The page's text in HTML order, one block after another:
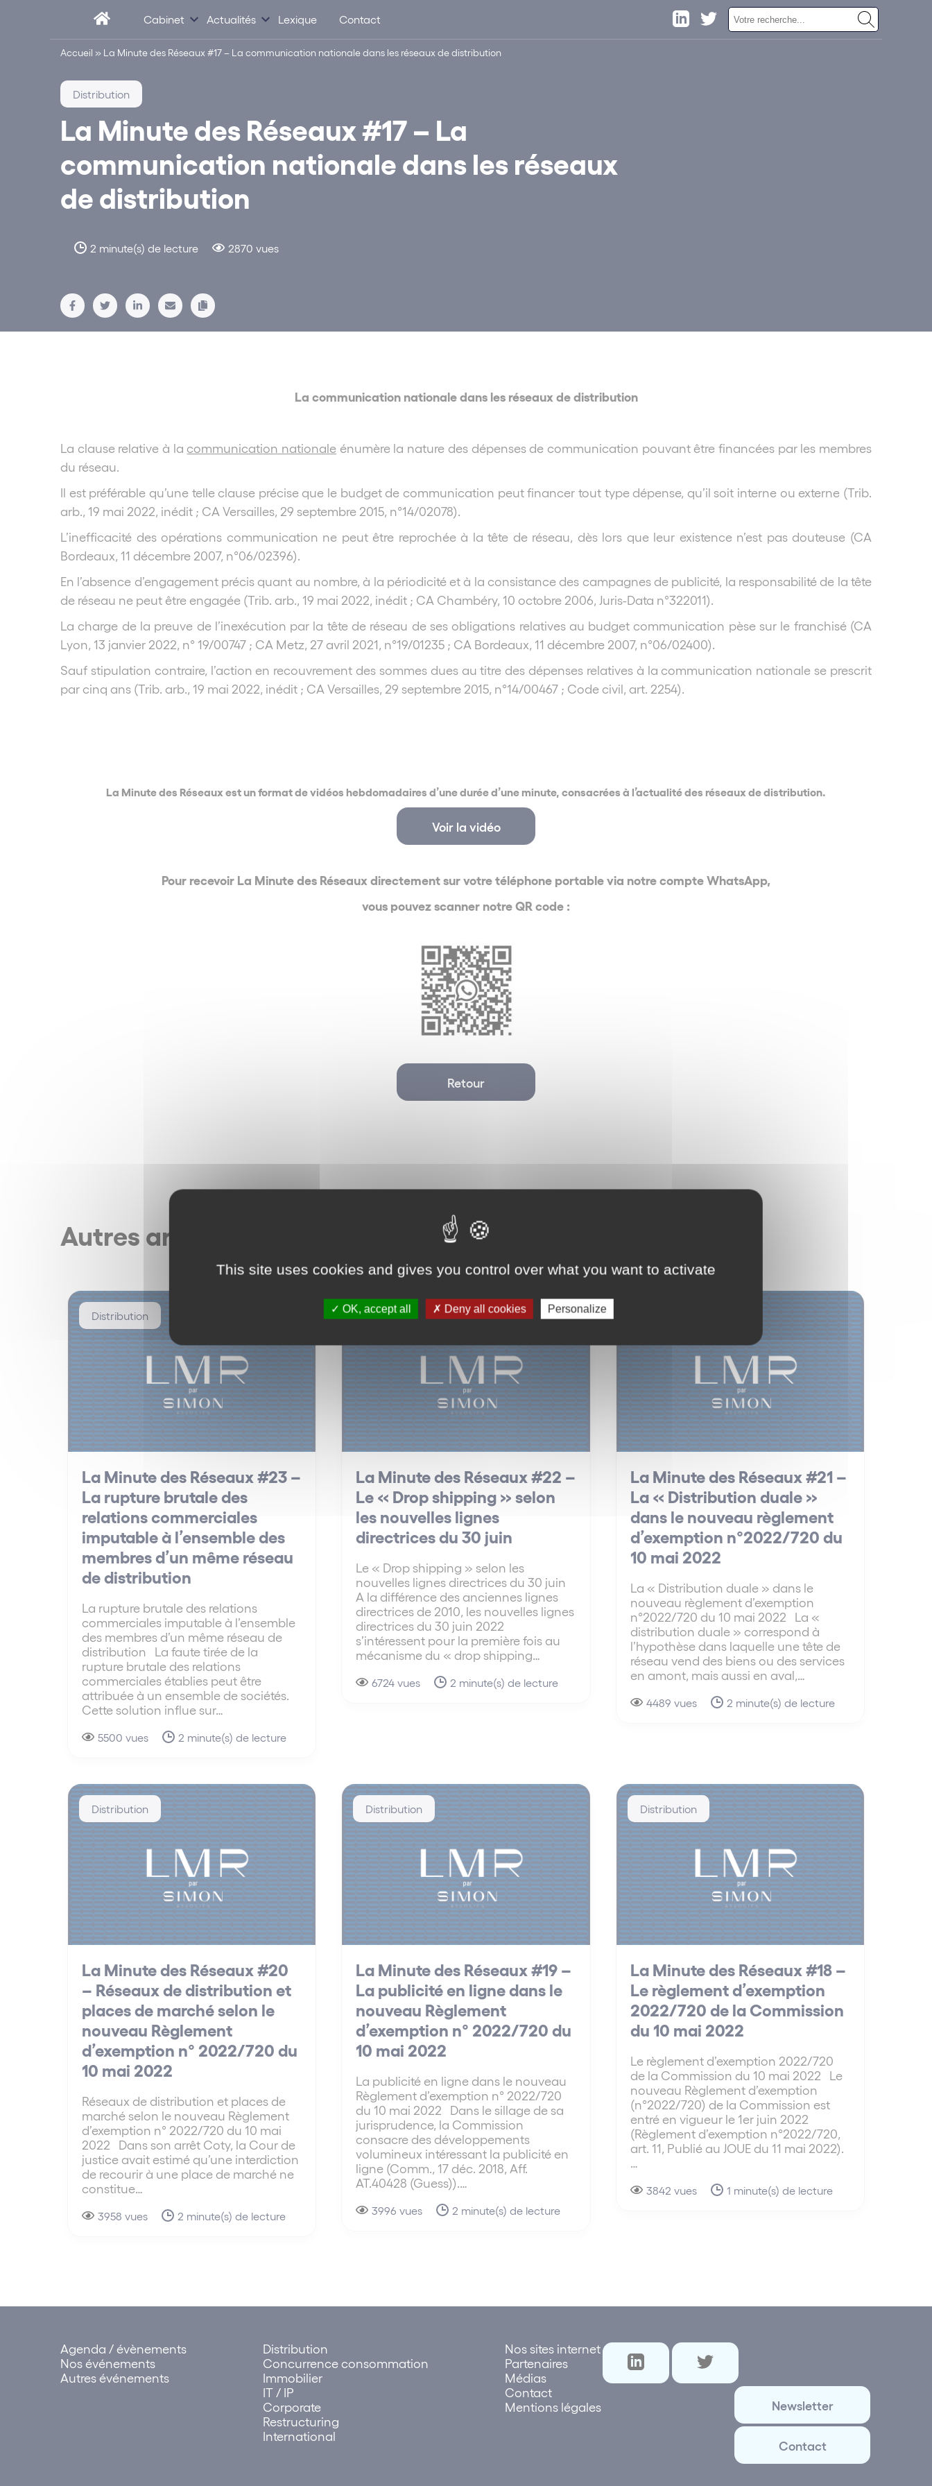
Cabinet Actualités Lexique Contact
Accueil » La Minute des Réseaux #17 – La communication nationale dans les réseaux de distribution
La Minute des Réseaux #17 – La
communication nationale dans les réseaux
de distribution
2 minute(s) de lecture 2870 vues
Distribution
La communication nationale dans les réseaux de distribution
La clause relative à lacommunication nationale énumère la nature des dépenses de communication pouvant être financées par les membres
du réseau.
Il est préférable qu’une telle clause précise que le budget de communication peut financer tout type dépense, qu’il soit interne ou externe (Trib.
arb., 19 mai 2022, inédit ; CA Versailles, 29 septembre 2015, n°14/02078).
L’inefficacité des opérations communication ne peut être reprochée à la tête de réseau, dès lors que leur existence n’est pas douteuse (CA
Bordeaux, 11 décembre 2007, n°06/02396).
En l’absence d’engagement précis quant au nombre, à la périodicité et à la consistance des campagnes de publicité, la responsabilité de la tête
de réseau ne peut être engagée (Trib. arb., 19 mai 2022, inédit ; CA Chambéry, 10 octobre 2006, Juris-Data n°322011).
La charge de la preuve de l’inexécution par la tête de réseau de ses obligations relatives au budget communication pèse sur le franchisé (CA
Lyon, 13 janvier 2022, n° 19/00747 ; CA Metz, 27 avril 2021, n°19/01235 ; CA Bordeaux, 11 décembre 2007, n°06/02400).
Sauf stipulation contraire, l’action en recouvrement des sommes dues au titre des dépenses relatives à la communication nationale se prescrit
par cinq ans (Trib. arb., 19 mai 2022, inédit ; CA Versailles, 29 septembre 2015, n°14/00467 ; Code civil, art. 2254).
La Minute des Réseaux est un format de vidéos hebdomadaires d’une durée d’une minute, consacrées à l’actualité des réseaux de distribution.
Voir la vidéo
Pour recevoir La Minute des Réseaux directement sur votre téléphone portable via notre compte WhatsApp,
vous pouvez scanner notre QR code :
Retour
Autres articles
Distribution
La Minute des Réseaux #23 –
La rupture brutale des
relations commerciales
imputable à l’ensemble des
membres d’un même réseau
de distribution
La rupture brutale des relations
commerciales imputable à l’ensemble
des membres d’un même réseau de
distribution La faute tirée de la
rupture brutale des relations
commerciales établies peut être
attribuée à un ensemble de sociétés.
Cette solution influe sur…
5500 vues 2 minute(s) de lecture
Distribution
La Minute des Réseaux #22 –
Le « Drop shipping » selon
les nouvelles lignes
directrices du 30 juin
Le « Drop shipping » selon les
nouvelles lignes directrices du 30 juin
A la différence des anciennes lignes
directrices de 2010, les nouvelles lignes
directrices du 30 juin 2022
s’intéressent pour la première fois au
mécanisme du « drop shipping…
6724 vues 2 minute(s) de lecture
La Minute des Réseaux #21 –
La « Distribution duale »
dans le nouveau règlement
d’exemption n°2022/720 du
10 mai 2022
La « Distribution duale » dans le
nouveau règlement d’exemption
n°2022/720 du 10 mai 2022 La «
distribution duale » correspond à
l’hypothèse dans laquelle une tête de
réseau vend des biens ou des services
en amont, mais aussi en aval,…
4489 vues 2 minute(s) de lecture
Distribution
La Minute des Réseaux #20
– Réseaux de distribution et
places de marché selon le
nouveau Règlement
d’exemption n° 2022/720 du
10 mai 2022
Réseaux de distribution et places de
marché selon le nouveau Règlement
d’exemption n° 2022/720 du 10 mai
2022 Dans son arrêt Coty, la Cour de
justice avait estimé qu’une interdiction
de recourir à une place de marché ne
constitue…
3958 vues 2 minute(s) de lecture
Distribution
La Minute des Réseaux #19 –
La publicité en ligne dans le
nouveau Règlement
d’exemption n° 2022/720 du
10 mai 2022
La publicité en ligne dans le nouveau
Règlement d’exemption n° 2022/720
du 10 mai 2022 Dans le sillage de sa
jurisprudence, la Commission
consacre des développements
volumineux intéressant la publicité en
ligne (Comm., 17 déc. 2018, Aff.
AT.40428 (Guess)).…
3996 vues 2 minute(s) de lecture
Distribution
La Minute des Réseaux #18 –
Le règlement d’exemption
2022/720 de la Commission
du 10 mai 2022
Le règlement d’exemption 2022/720
de la Commission du 10 mai 2022 Le
nouveau Règlement d’exemption
(n°2022/720) de la Commission est
entré en vigueur le 1er juin 2022
(Règlement d’exemption n°2022/720,
art. 11, Publié au JOUE du 11 mai 2022).
…
3842 vues 1 minute(s) de lecture
Agenda / évènements
Nos événements
Autres événements
Distribution
Concurrence consommation
Immobilier
IT / IP
Corporate
Restructuring
International
Nos sites internet
Partenaires
Médias
Contact
Mentions légales
Newsletter
Contact
This site uses cookies and gives you control over what you want to activate
OK, accept all Deny all cookies Personalize